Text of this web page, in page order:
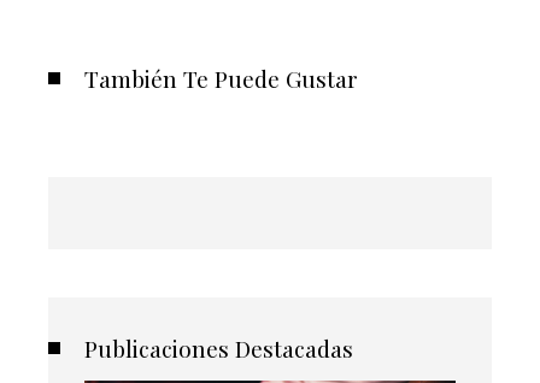
También Te Puede Gustar
Publicaciones Destacadas